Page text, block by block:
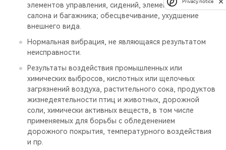
элементов управления, сидений, элементов отделки
салона и багажника; обесцвечивание, ухудшение
внешнего вида.
Нормальная вибрация, не являющаяся результатом
неисправности.
Результаты воздействия промышленных или
химических выбросов, кислотных или щелочных
загрязнений воздуха, растительного сока, продуктов
жизнедеятельности птиц и животных, дорожной
соли, химически активных веществ, в том числе
применяемых для борьбы с обледенением
дорожного покрытия, температурного воздействия
и пр.
Privacy notice